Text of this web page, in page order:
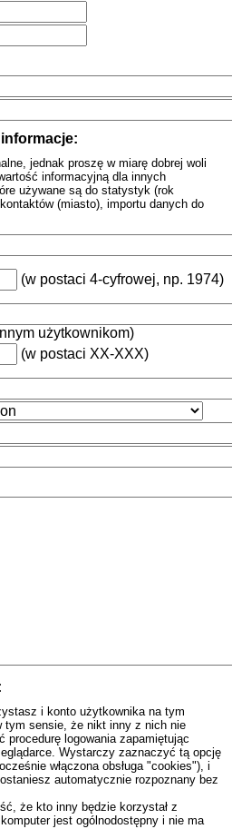
jednak proszę w miarę dobrej woli
informacyjną dla innych
używane są do statystyk (rok
(miasto), importu danych do
(w postaci 4-cyfrowej, np. 1974)
użytkownikom)
(w postaci XX-XXX)
i konto użytkownika na tym
tym sensie, że nikt inny z nich nie
procedurę logowania zapamiętując
Wystarczy zaznaczyć tą opcję
włączona obsługa "cookies"), i
automatycznie rozpoznany bez
że kto inny będzie korzystał z
jest ogólnodostępny i nie ma